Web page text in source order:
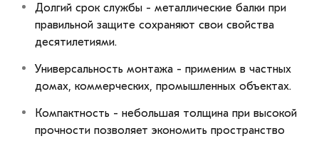
Долгий срок службы - металлические балки при
правильной защите сохраняют свои свойства
десятилетиями.
Универсальность монтажа - применим в частных
домах, коммерческих, промышленных объектах.
Компактность - небольшая толщина при высокой
прочности позволяет экономить пространство